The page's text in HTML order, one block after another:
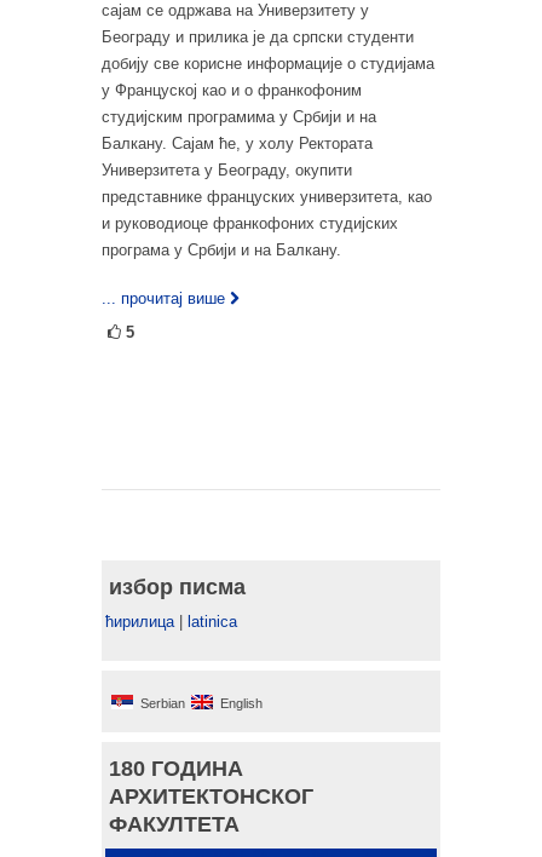
сајам се одржава на Универзитету у
Београду и прилика је да српски студенти
добију све корисне информације о студијама
у Француској као и о франкофоним
студијским програмима у Србији и на
Балкану. Сајам ће, у холу Ректората
Универзитета у Београду, окупити
представнике француских универзитета, као
и руководиоце франкофоних студијских
програма у Србији и на Балкану.
... прочитај више
5
избор писма
ћирилица| latinica
Serbian English
180 ГОДИНА
АРХИТЕКТОНСКОГ
ФАКУЛТЕТА